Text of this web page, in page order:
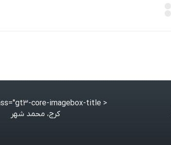
< class="gt3-core-imagebox-title">
کرج، محمد شهر